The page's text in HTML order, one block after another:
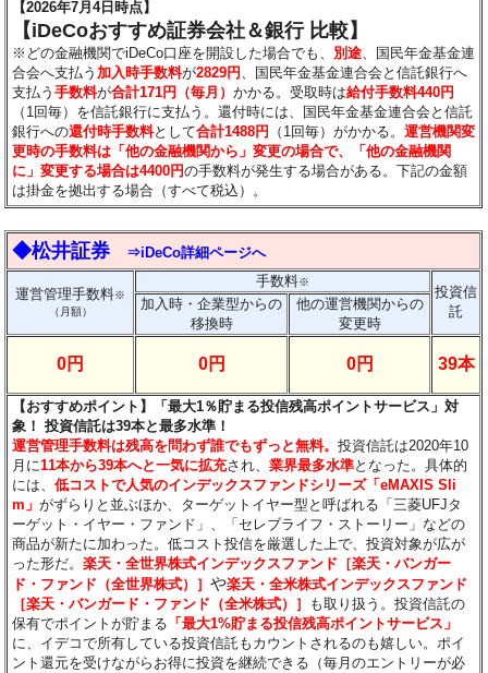
【2026年7月4日時点】
【iDeCoおすすめ証券会社＆銀行 比較】
※ どの金融機関でiDeCo口座を開設した場合でも、 別途、国民年金基金連
合会へ支払う加入時手数料が2829円 、国民年金基金連合会と信託銀行へ
支払う手数料が合計171円（毎月）かかる。受取時は給付手数料440円
（1回毎）を信託銀行に支払う。還付時には、国民年金基金連合会と信託
銀行への還付時手数料として合計1488円 （1回毎）がかかる。運営機関変
更時の手数料は「他の金融機関から」変更の場合で、「他の金融機関
に」変更する場合は4400円の手数料が発生する場合がある。下記の金額
は掛金を拠出する場合（すべて税込）。
◆松井証券 ⇒iDeCo詳細ページへ
運営管理手数料※
（月額）
手数料※
投資信
託
加入時・企業型からの
移換時
他の運営機関からの
変更時
0円 0円 0円 39本
【おすすめポイント】「最大1％貯まる投信残高ポイントサービス」対
象！ 投資信託は39本と最多水準！
運営管理手数料は残高を問わず誰でもずっと無料。投資信託は2020年10
月に11本から39本へと一気に拡充され、業界最多水準となった。具体的
には、低コストで人気のインデックスファンドシリーズ「eMAXIS Sli
m」がずらりと並ぶほか、ターゲットイヤー型と呼ばれる「三菱UFJタ
ーゲット・イヤー・ファンド」、「セレブライフ・ストーリー」などの
商品が新たに加わった。低コスト投信を厳選した上で、投資対象が広が
った形だ。楽天・全世界株式インデックスファンド ［楽天・バンガー
ド・ファンド（全世界株式）
］や楽天・全米株式インデックスファンド
［楽天・バンガード・ファンド（全米株式） ］
も取り扱う。投資信託の
保有でポイントが貯まる 「最大1%貯まる投信残高ポイントサービス」
に、イデコで所有している投資信託もカウントされるのも嬉しい。ポイ
ント還元を受けながらお得に投資を継続できる（毎月のエントリーが必